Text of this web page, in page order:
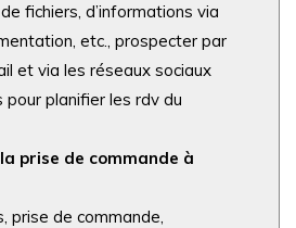
fichiers, d’informations via
etc., prospecter par
et via les réseaux sociaux
pour planifier les rdv du
prise de commande à
prise de commande,